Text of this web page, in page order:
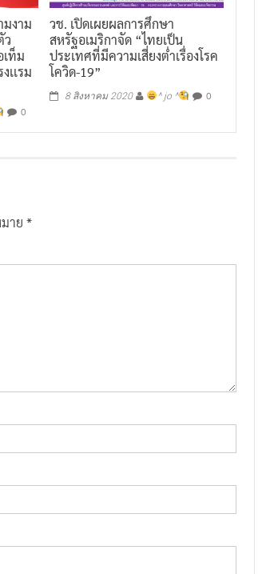
งาม
ว
ท็ม
เเรม
0
วช. เปิดเผยผลการศึกษา
สหรัฐอเมริกาจัด “ไทยเป็น
ประเทศที่มีความเสี่ยงต่ำเรื่องโรค
โควิด-19”
8 สิงหาคม 2020 ^ jo ^ 0
าย *